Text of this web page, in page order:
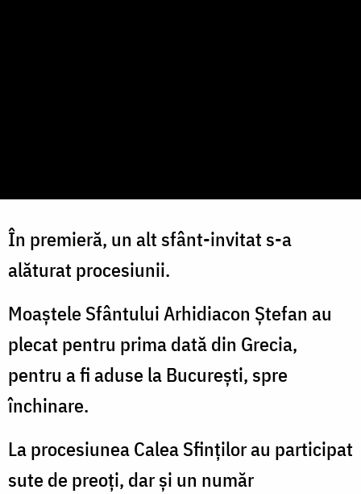
În premieră, un alt sfânt-invitat s-a
alăturat procesiunii.
Moaștele Sfântului Arhidiacon Ștefan au
plecat pentru prima dată din Grecia,
pentru a fi aduse la București, spre
închinare.
La procesiunea Calea Sfinților au participat
sute de preoţi, dar şi un număr